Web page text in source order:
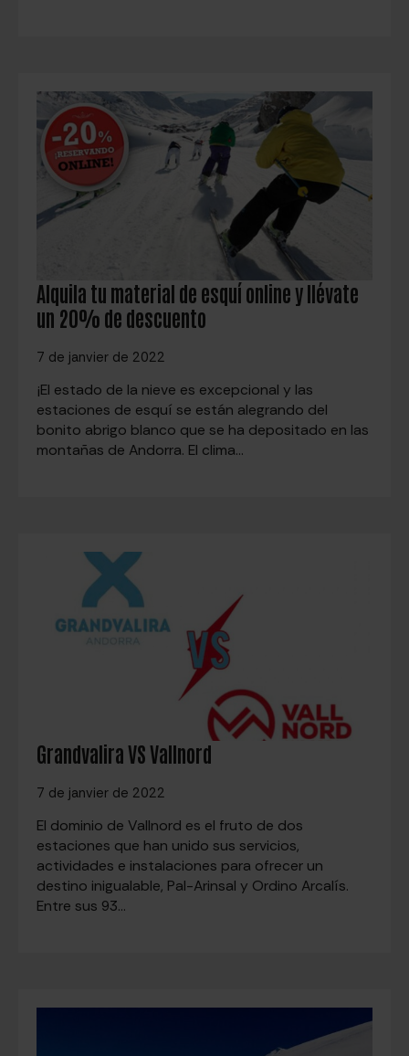
Alquila tu material de esquí online y llévate
un 20% de descuento
7 de janvier de 2022
¡El estado de la nieve es excepcional y las
estaciones de esquí se están alegrando del
bonito abrigo blanco que se ha depositado en las
montañas de Andorra. El clima…
Grandvalira VS Vallnord
7 de janvier de 2022
El dominio de Vallnord es el fruto de dos
estaciones que han unido sus servicios,
actividades e instalaciones para ofrecer un
destino inigualable, Pal-Arinsal y Ordino Arcalís.
Entre sus 93…